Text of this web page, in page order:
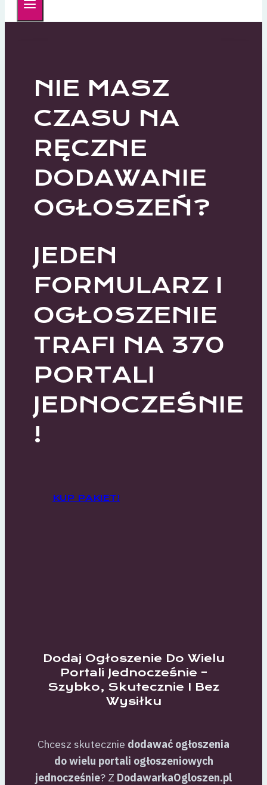
NIE MASZ
CZASU NA
RĘCZNE
DODAWANIE
OGŁOSZEŃ?
JEDEN
FORMULARZ I
OGŁOSZENIE
TRAFI NA 370
PORTALI
JEDNOCZEŚNIE
!
KUP PAKIET!
Dodaj Ogłoszenie Do Wielu
Portali Jednocześnie –
Szybko, Skutecznie I Bez
Wysiłku
Chcesz skutecznie dodawać ogłoszenia
do wielu portali ogłoszeniowych
jednocześnie? Z DodawarkaOgloszen.pl